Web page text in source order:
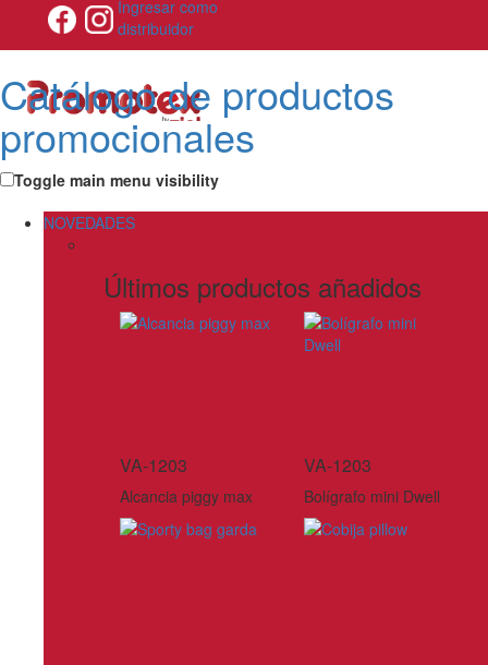
Ingresar como
distribuidor
Catálogo de productos
promocionales
Toggle main menu visibility
NOVEDADES
Últimos productos añadidos
VA-1203
Alcancia piggy max
VA-1203
Bolígrafo mini Dwell